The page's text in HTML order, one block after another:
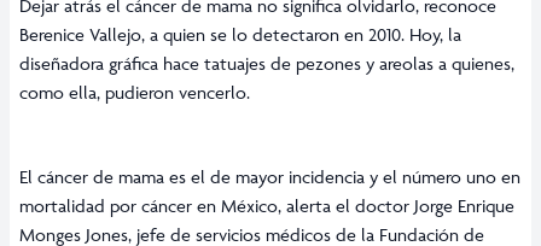
Dejar atrás el cáncer de mama no significa olvidarlo, reconoce
Berenice Vallejo, a quien se lo detectaron en 2010. Hoy, la
diseñadora gráfica hace tatuajes de pezones y areolas a quienes,
como ella, pudieron vencerlo.
El cáncer de mama es el de mayor incidencia y el número uno en
mortalidad por cáncer en México, alerta el doctor Jorge Enrique
Monges Jones, jefe de servicios médicos de la Fundación de